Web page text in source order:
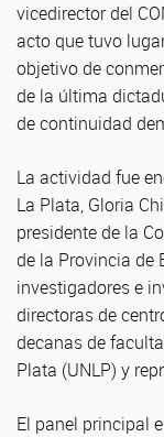
vicedirector del
acto que tuvo
objetivo de
de la última
de continuidad
La actividad fue
La Plata, Gloria
presidente de la
de la Provincia de
investigadores e
directoras de
decanas de
Plata (UNLP) y
El panel principal